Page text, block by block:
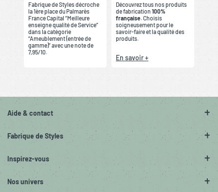
Fabrique de Styles décroche
la 1ère place du Palmarès
France Capital “Meilleure
enseigne qualité de Service”
dans la catégorie
“Ameublement (entrée de
gamme)” avec une note de
7,95/10.
Découvrez tous nos produits
de fabrication 100%
française . Choisis
soigneusement pour le
savoir-faire et la qualité des
produits.
En savoir +
Aide & contact
Fabrique de Styles
Inspirez-vous
Nos univers